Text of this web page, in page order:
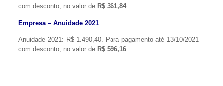
com desconto, no valor de R$ 361,84
Empresa – Anuidade 2021
Anuidade 2021: R$ 1.490,40. Para pagamento até 13/10/2021 –
com desconto, no valor de R$ 596,16